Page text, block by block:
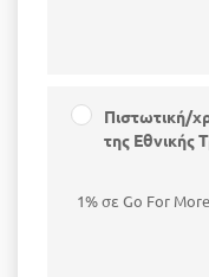
Πιστωτική/
της Εθνικής
1% σε Go For